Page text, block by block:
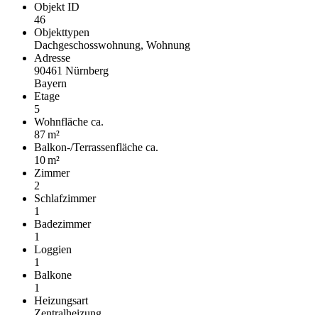
Objekt ID
46
Objekttypen
Dachgeschosswohnung, Wohnung
Adresse
90461 Nürnberg
Bayern
Etage
5
Wohnfläche ca.
87 m²
Balkon-/Terrassen­fläche ca.
10 m²
Zimmer
2
Schlafzimmer
1
Badezimmer
1
Loggien
1
Balkone
1
Heizungsart